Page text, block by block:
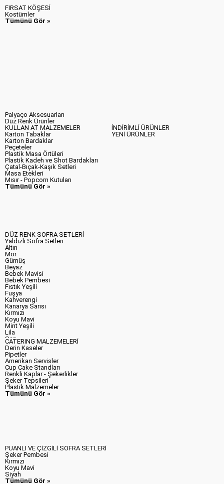
FIRSAT KÖŞESİ
Kostümler
Tümünü Gör »
Palyaço Aksesuarları
Düz Renk Ürünler
KULLAN AT MALZEMELER
Karton Tabaklar
Karton Bardaklar
Peçeteler
Plastik Masa Örtüleri
Plastik Kadeh ve Shot Bardakları
Çatal-Bıçak-Kaşık Setleri
Masa Etekleri
Mısır - Popcorn Kutuları
Tümünü Gör »
DÜZ RENK SOFRA SETLERİ
Yaldızlı Sofra Setleri
Altın
Mor
Gümüş
Beyaz
Bebek Mavisi
Bebek Pembesi
Fıstık Yeşili
Fuşya
Kahverengi
Kanarya Sarısı
Kırmızı
Koyu Mavi
Mint Yeşili
Lila
Sarı
Siyah
Şeker Pembesi
Turkuaz
Turuncu
Zümrüt Yeşili
Tümünü Gör »
CATERING MALZEMELERİ
Derin Kaseler
Pipetler
Amerikan Servisler
Cup Cake Standları
Renkli Kaplar - Şekerlikler
Şeker Tepsileri
Plastik Malzemeler
Tümünü Gör »
PUANLI VE ÇİZGİLİ SOFRA SETLERİ
Şeker Pembesi
Kırmızı
Koyu Mavi
Siyah
Tümünü Gör »
İNDİRİMLİ ÜRÜNLER
YENİ ÜRÜNLER